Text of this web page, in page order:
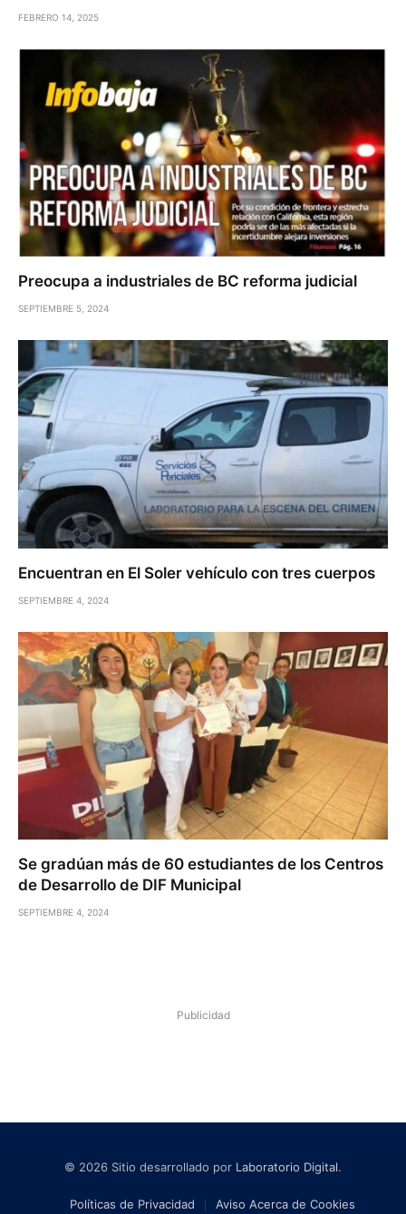
FEBRERO 14, 2025
Preocupa a industriales de BC reforma judicial
SEPTIEMBRE 5, 2024
Encuentran en El Soler vehículo con tres cuerpos
SEPTIEMBRE 4, 2024
Se gradúan más de 60 estudiantes de los Centros
de Desarrollo de DIF Municipal
SEPTIEMBRE 4, 2024
Publicidad
© 2026 Sitio desarrollado por Laboratorio Digital.
Políticas de Privacidad Aviso Acerca de Cookies